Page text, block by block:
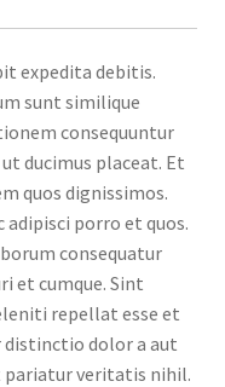
expedita debitis.
sunt similique
consequuntur
ducimus placeat. Et
quos dignissimos.
adipisci porro et quos.
consequatur
et cumque. Sint
repellat esse et
dolor a aut
veritatis nihil.